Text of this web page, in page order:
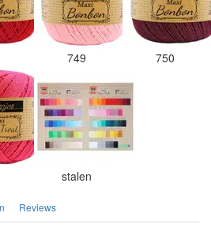
749 750
stalen
Reviews